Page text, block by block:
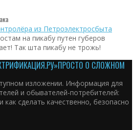
из Петроэлектросбыта
на пикабу путен губеров
Так шта пикабу не трожь!
ПРОСТО О СЛОЖНОМ
изложении. Информация для
и обывателей-потребителей:
как сделать качественно, безопасно